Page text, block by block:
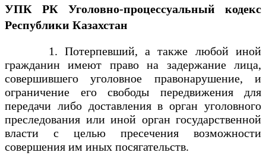
УПК РК Уголовно-процессуальный кодекс
Республики Казахстан
1. Потерпевший, а также любой иной
гражданин имеют право на задержание лица,
совершившего уголовное правонарушение, и
ограничение его свободы передвижения для
передачи либо доставления в орган уголовного
преследования или иной орган государственной
власти с целью пресечения возможности
совершения им иных посягательств.